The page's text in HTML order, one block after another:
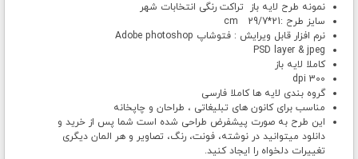
نمونه طرح لایه باز تراکت رنگی انتخابات شهر
سایز طرح :21*29/7 cm
نرم افزار قابل ویرایش : فتوشاپ Adobe photoshop
PSD layer & jpeg
کاملا لایه باز
300 dpi
گروه بندی لایه ها کاملا فارسی
مناسب برای کانون های تبلیغاتی ، طراحان و چاپخانه
این طرح به صورت پیشفرض طراحی شده است شما پس از خرید و
دانلود میتوانید در نوشته، فونت، رنگ، تصاویر و هر المان دیگری
تغییرات دلخواه را ایجاد کنید.